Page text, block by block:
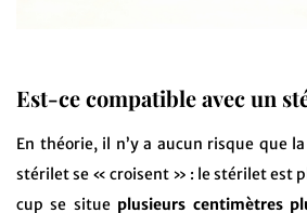
Est-ce compatible avec un
En théorie, il n’y a aucun risque que
stérilet se « croisent » : le stérilet est
cup se situe plusieurs centimètres